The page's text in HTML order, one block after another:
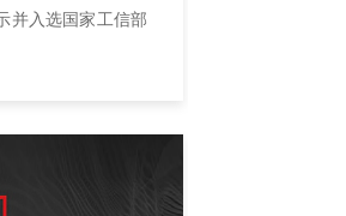
并入选国家工信部